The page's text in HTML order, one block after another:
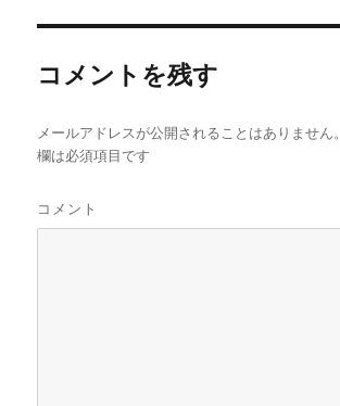
コメントを残す
メールアドレスが公開されることはありません。
欄は必須項目です
コメント